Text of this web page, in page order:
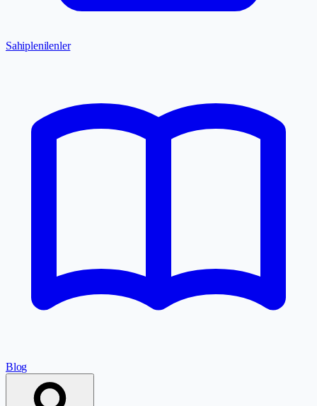
Sahiplenilenler
Blog